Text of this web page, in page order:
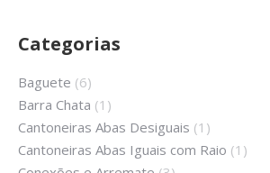
Categorias
Baguete (6)
Barra Chata (1)
Cantoneiras Abas Desiguais (1)
Cantoneiras Abas Iguais com Raio (1)